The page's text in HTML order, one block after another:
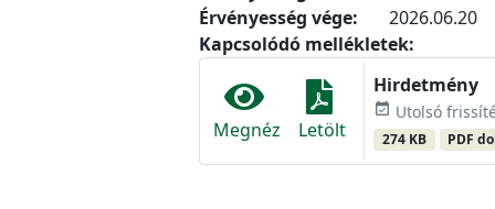
Érvényesség vége:
2026.06.20
Kapcsolódó mellékletek:
Megnéz Letölt
Hirdetmény
event_available Utolsó
274 KB PDF